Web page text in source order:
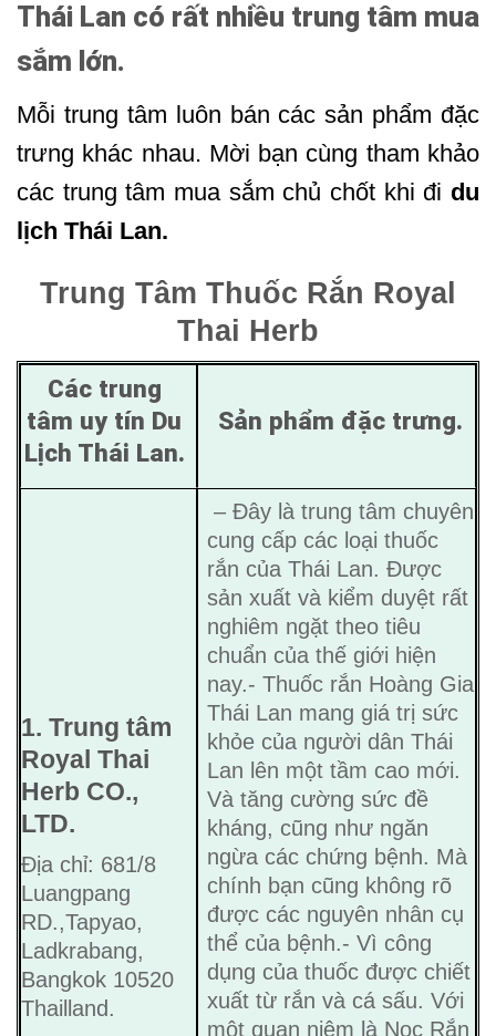
Thái Lan có rất nhiều trung tâm mua
sắm lớn.
Mỗi trung tâm luôn bán các sản phẩm đặc
trưng khác nhau. Mời bạn cùng tham khảo
các trung tâm mua sắm chủ chốt khi đi du
lịch Thái Lan.
Trung Tâm Thuốc Rắn Royal
Thai Herb
Các trung
tâm uy tín Du
Lịch Thái Lan.
Sản phẩm đặc trưng.
1. Trung tâm
Royal Thai
Herb CO.,
LTD.
Địa chỉ: 681/8
Luangpang
RD.,Tapyao,
Ladkrabang,
Bangkok 10520
Thailland.
– Đây là trung tâm chuyên
cung cấp các loại thuốc
rắn của Thái Lan. Được
sản xuất và kiểm duyệt rất
nghiêm ngặt theo tiêu
chuẩn của thế giới hiện
nay.- Thuốc rắn Hoàng Gia
Thái Lan mang giá trị sức
khỏe của người dân Thái
Lan lên một tầm cao mới.
Và tăng cường sức đề
kháng, cũng như ngăn
ngừa các chứng bệnh. Mà
chính bạn cũng không rõ
được các nguyên nhân cụ
thể của bệnh.- Vì công
dụng của thuốc được chiết
xuất từ rắn và cá sấu. Với
một quan niệm là Nọc Rắn